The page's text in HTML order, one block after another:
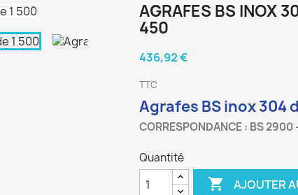
AGRAFES BS INOX
450
436,92 €
TTC
Agrafes BS inox 304
CORRESPONDANCE : BS
Quantité
 AJOUTER